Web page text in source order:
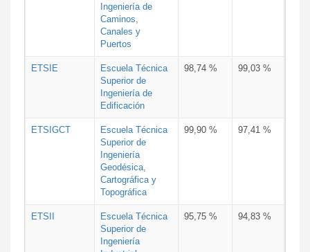
Ingeniería de
Caminos,
Canales y
Puertos
ETSIE
Escuela Técnica
Superior de
Ingeniería de
Edificación
98,74 % 99,03 %
ETSIGCT
Escuela Técnica
Superior de
Ingeniería
Geodésica,
Cartográfica y
Topográfica
99,90 % 97,41 %
ETSII
Escuela Técnica
Superior de
Ingeniería
95,75 % 94,83 %